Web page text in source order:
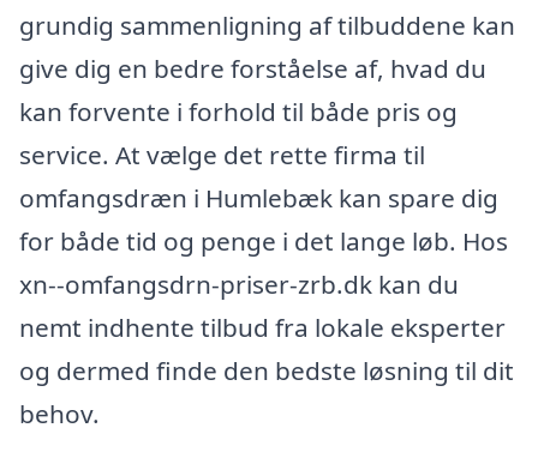
grundig sammenligning af tilbuddene kan
give dig en bedre forståelse af, hvad du
kan forvente i forhold til både pris og
service. At vælge det rette firma til
omfangsdræn i Humlebæk kan spare dig
for både tid og penge i det lange løb. Hos
xn--omfangsdrn-priser-zrb.dk kan du
nemt indhente tilbud fra lokale eksperter
og dermed finde den bedste løsning til dit
behov.